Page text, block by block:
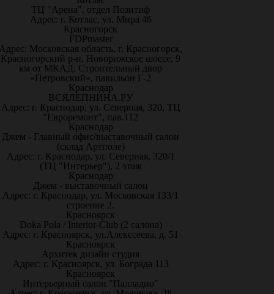
ТЦ "Арена", отдел Позитиф
Адрес: г. Котлас, ул. Мира 46
Красногорск
FDPmaster
Московская область, г. Красногорск,
Красногорский р-н, Новорижское шоссе, 9
км от МКАД. Строительный двор
«Петровский», павильон Г-2
Краснодар
ВСЯЛЕПНИНА.РУ
Адрес: г. Краснодар, ул. Северная, 320, ТЦ
"Евроремонт", пав.112
Краснодар
Джем - Главный офис/выставочный салон
(склад Артполе)
Адрес: г. Краснодар, ул. Северная, 320/1
(ТЦ "Интерьер"), 2 этаж
Краснодар
Джем - выставочный салон
Адрес: г. Краснодар, ул. Московская 133/1
строение 2.
Красноярск
Doka Pola / Interior-Club (2 салона)
Адрес: г. Красноярск, ул.Алекссеева, д. 51
Красноярск
Архитек дизайн студия
Адрес: г. Красноярск, ул. Бограда 113
Красноярск
Интерьерный салон "Палладио"